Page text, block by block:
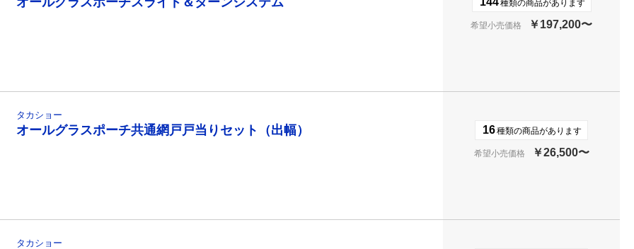
種類の商品があります
希望小売価格 ￥197,200〜
タカショー
オールグラスポーチ共通網戸戸当りセット（出幅） 16種類の商品があります
希望小売価格 ￥26,500〜
タカショー